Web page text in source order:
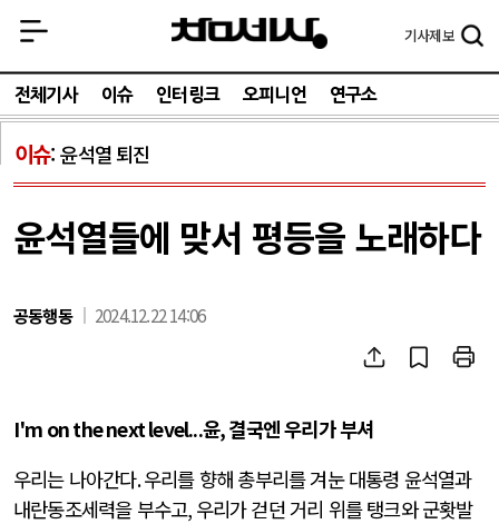
기사제보
전체기사 이슈 인터링크 오피니언 연구소
이슈 윤석열 퇴진
윤석열들에 맞서 평등을 노래하다
공동행동 2024.12.22 14:06
I'm on the next level...윤,결국엔 우리가 부셔
우리는 나아간다.우리를 향해 총부리를 겨눈 대통령 윤석열과
내란동조세력을 부수고, 우리가 걷던 거리 위를 탱크와 군홧발